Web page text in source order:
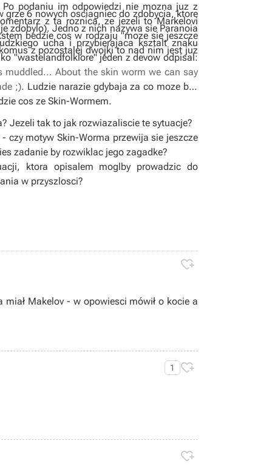
podaniu im odpowiedzi nie mozna juz z
z ta roznica, ze jezeli to Markelovi
bedzie cos w rodzaju "moze sie jeszcze
z pozostalej dwojki to nad nim jest juz
6 nowych osciagniec do zdobycia, ktore
zdobylo). Jedno z nich nazywa sie Paranoia
ucha i przybierajaca ksztalt znaku
"wastelandfolklore" jeden z devow odpisal:
muddled... About the skin worm we can say
;). Ludzie narazie gdybaja za co moze byc
cos ze Skin-Wormem.
Jezeli tak to jak rozwiazaliscie te sytuacje?
czy motyw Skin-Worma przewija sie jeszcze
zadanie by rozwiklac jego zagadke?
ktora opisalem moglby prowadzic do
w przyszlosci?

miał Makelov - w opowiesci mówił o kocie a
1 
